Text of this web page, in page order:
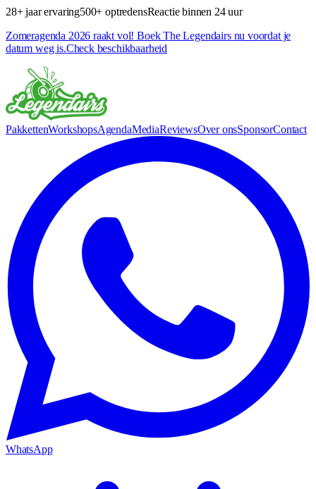
28+ jaar ervaring500+ optredensReactie binnen 24 uur
Zomeragenda 2026 raakt vol! Boek The Legendairs nu voordat je
datum weg is.Check beschikbaarheid
PakkettenWorkshopsAgendaMediaReviewsOver onsSponsorContact
WhatsApp